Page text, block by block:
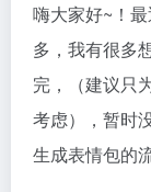
嗨大家好~！
多，我有很多
完，（建议只
考虑），暂时
生成表情包的